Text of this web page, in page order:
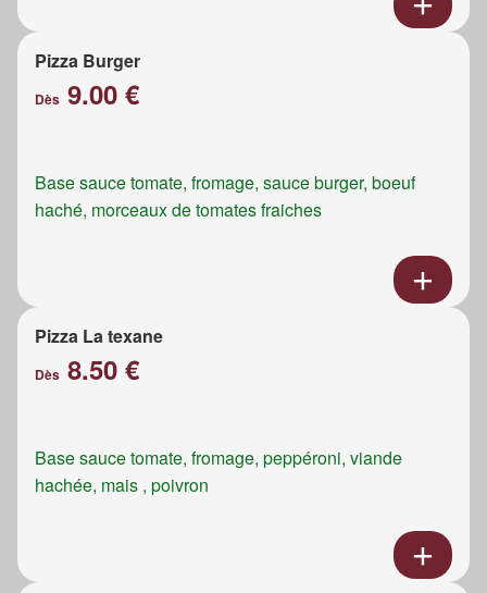
Pizza Burger
Dès 9.00 €
Base sauce tomate, fromage, sauce burger, boeuf
haché, morceaux de tomates fraiches
Pizza La texane
Dès 8.50 €
Base sauce tomate, fromage, peppéroni, viande
hachée, mais , poivron